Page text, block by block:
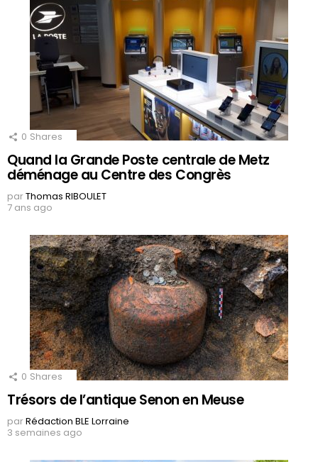
0 Shares
Quand la Grande Poste centrale de Metz
déménage au Centre des Congrès
parThomas RIBOULET
7 ans ago
0 Shares
Trésors de l’antique Senon en Meuse
parRédaction BLE Lorraine
3 semaines ago